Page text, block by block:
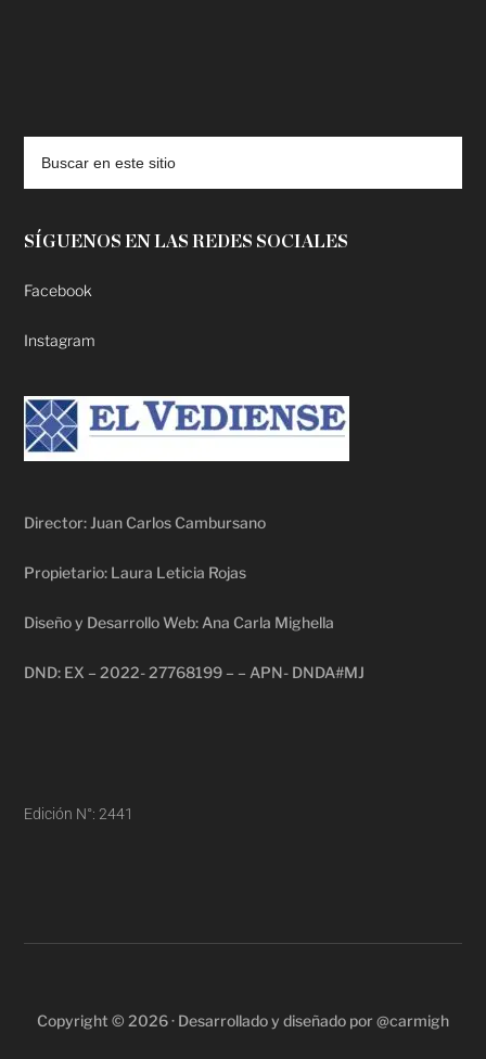
SÍGUENOS EN LAS REDES SOCIALES
Facebook
Instagram
Director: Juan Carlos Cambursano
Propietario: Laura Leticia Rojas
Diseño y Desarrollo Web: Ana Carla Mighella
DND: EX – 2022- 27768199 – – APN- DNDA#MJ
Edición N°: 2441
Copyright © 2026 · Desarrollado y diseñado por @carmigh